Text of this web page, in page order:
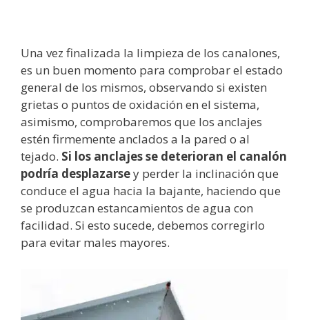
Una vez finalizada la limpieza de los canalones,
es un buen momento para comprobar el estado
general de los mismos, observando si existen
grietas o puntos de oxidación en el sistema,
asimismo, comprobaremos que los anclajes
estén firmemente anclados a la pared o al
tejado. Si los anclajes se deterioran el canalón
podría desplazarsey perder la inclinación que
conduce el agua hacia la bajante, haciendo que
se produzcan estancamientos de agua con
facilidad. Si esto sucede, debemos corregirlo
para evitar males mayores.